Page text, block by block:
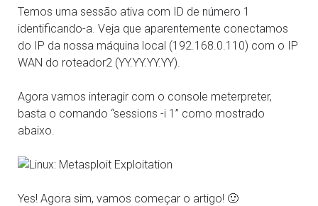
Temos uma sessão ativa com ID de número 1
identificando-a. Veja que aparentemente conectamos
do IP da nossa máquina local (192.168.0.110) com o IP
WAN do roteador2 (YY.YY.YY.YY).
Agora vamos interagir com o console meterpreter,
basta o comando “sessions -i 1” como mostrado
abaixo.
Yes! Agora sim, vamos começar o artigo! 🙂